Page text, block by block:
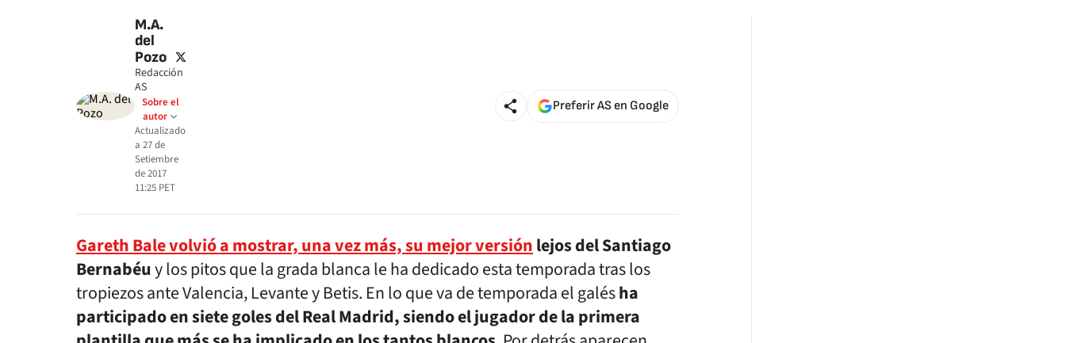
M.A.
del
Pozo twitter
Redacción
AS
Sobre el
autor
Actualizado
a 27 de
Setiembre
de 2017
11:25 PET
Preferir AS en Google
Gareth Bale volvió a mostrar, una vez más, su mejor versiónlejos del Santiago
Bernabéuy los pitos que la grada blanca le ha dedicado esta temporada tras los
tropiezos ante Valencia, Levante y Betis. En lo que va de temporada el galésha
participado en siete goles del Real Madrid, siendo el jugador de la primera